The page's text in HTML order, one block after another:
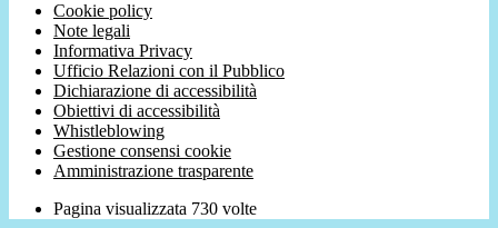
Cookie policy
Note legali
Informativa Privacy
Ufficio Relazioni con il Pubblico
Dichiarazione di accessibilità
Obiettivi di accessibilità
Whistleblowing
Gestione consensi cookie
Amministrazione trasparente
Pagina visualizzata 730 volte